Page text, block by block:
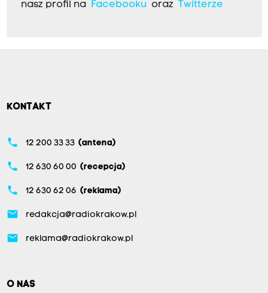
nasz profil na
Facebookuoraz Twitterze
KONTAKT
phone 12 200 33 33 (antena)
phone 12 630 60 00 (recepcja)
phone 12 630 62 06 (reklama)
email redakcja@radiokrakow.pl
email reklama@radiokrakow.pl
O NAS